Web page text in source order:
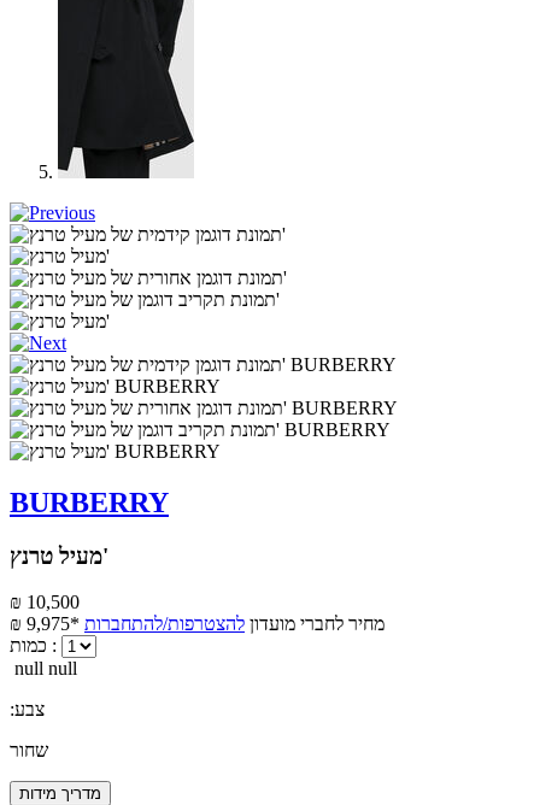
BURBERRY
מעיל טרנץ'
₪ 10,500
₪ 9,975*
מחיר לחברי מועדון להצטרפות/להתחברות
כמות :
null null
:צבע
שחור
מדריך מידות